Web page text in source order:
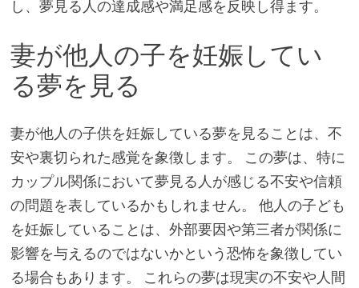
し、夢見る人の達成感や満足感を反映し得ます。
妻が他人の子を妊娠してい
る夢を見る
妻が他人の子供を妊娠している夢を見ることは、不
安や裏切られた感覚を象徴します。 この夢は、特に
カップル関係において夢見る人が感じる不安や信頼
の問題を表しているかもしれません。 他人の子ども
を妊娠していることは、外部要因や第三者が関係に
影響を与えるのではないかという恐怖を象徴してい
る場合もあります。 これらの夢は現実の不安や人間